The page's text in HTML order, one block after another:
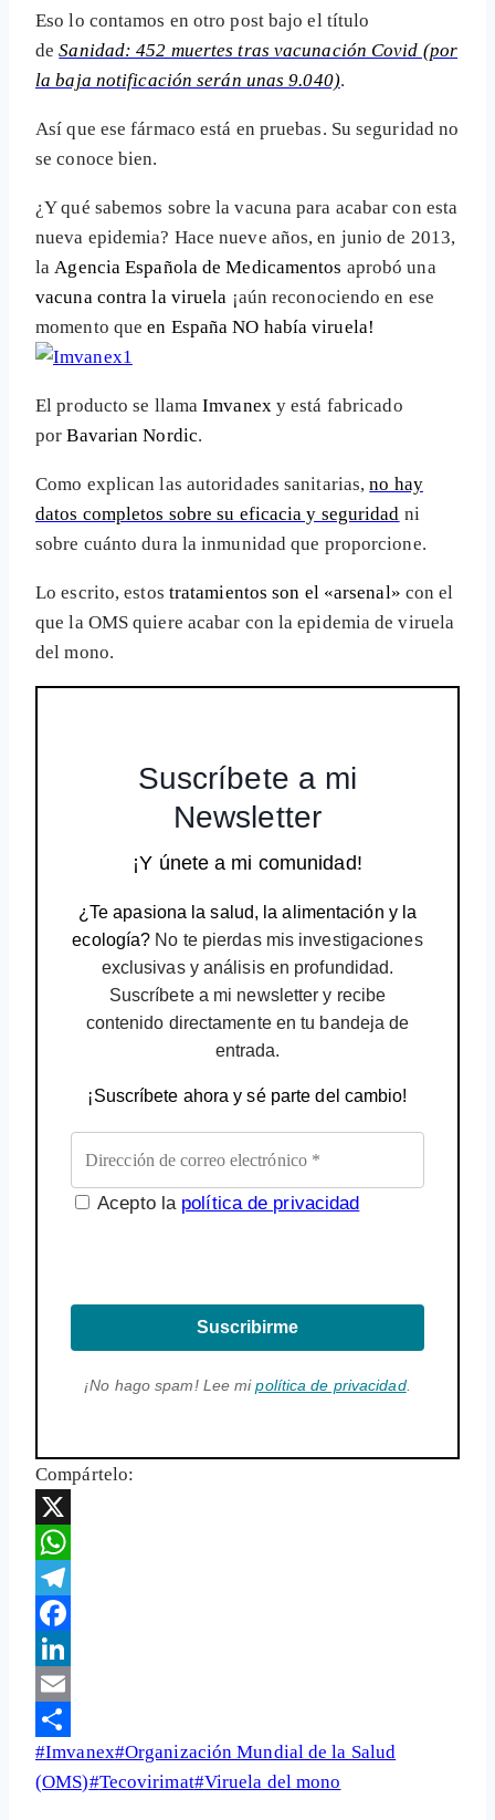
Eso lo contamos en otro post bajo el título
deSanidad: 452 muertes tras vacunación Covid (por
la baja notificación serán unas 9.040).
Así que ese fármaco está en pruebas. Su seguridad no
se conoce bien.
¿Y qué sabemos sobre la vacuna para acabar con esta
nueva epidemia? Hace nueve años, en junio de 2013,
laAgencia Española de Medicamentos aprobó una
vacuna contra la viruela ¡aún reconociendo en ese
momento queen España NO había viruela!
El producto se llamaImvanex y está fabricado
porBavarian Nordic.
Como explican las autoridades sanitarias,no hay
datos completos sobre su eficacia y seguridad ni
sobre cuánto dura la inmunidad que proporcione.
Lo escrito, estos tratamientos son el «arsenal» con el
que la OMS quiere acabar con la epidemia de viruela
del mono.
Suscríbete a mi
Newsletter
¡Y únete a mi comunidad!
¿Te apasiona la salud, la alimentación y la
ecología? No te pierdas mis investigaciones
exclusivas y análisis en profundidad.
Suscríbete a mi newsletter y recibe
contenido directamente en tu bandeja de
entrada.
¡Suscríbete ahora y sé parte del cambio!
Acepto la política de privacidad
Suscribirme
¡No hago spam! Lee mipolítica de privacidad.
Compártelo:
X
WhatsApp
Telegram
Facebook
LinkedIn
Email
Share
Etiquetas
de
#Imvanex#Organización Mundial de la Salud
(OMS)#Tecovirimat#Viruela del mono